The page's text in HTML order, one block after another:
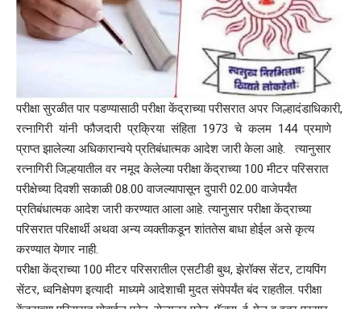
परीक्षा सुरळीत पार पडण्यासाठी परीक्षा केंद्राच्या परीसरात अपर जिल्हादंडाधिकारी,
रत्नागिरी यांनी फौजदारी प्रक्रिया संहिता 1973 चे कलम 144 प्रमाणे
प्राप्त झालेल्या अधिकारान्वये प्रतिबंधात्मक आदेश जारी केला आहे. त्यानुसार
रत्नागिरी जिल्हयातील वर नमूद केलेल्या परीक्षा केंद्राच्या 100 मीटर परिसरात
परीक्षेच्या दिवशी सकाळी 08.00 वाजल्यापासून दुपारी 02.00 वाजेपर्यंत
प्रतिबंधात्मक आदेश जारी करण्यात आला आहे. त्यानुसार परीक्षा केंद्राच्या
परिसरात परिक्षार्थी अथवा अन्य व्यक्तीकडून शांततेस बाधा होईल असे कृत्य
करण्यात येणार नाही.
परीक्षा केंद्राच्या 100 मीटर परिसरातील एसटीडी बुथ, झेरॉक्स सेंटर, टायपिंग
सेंटर, ध्वनिक्षेपण इत्यादी माध्यमे आदेशाची मुदत संपेपर्यंत बंद राहतील. परीक्षा